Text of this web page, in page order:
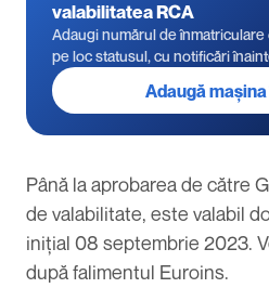
valabilitatea RCA
Adaugi numărul de înmatriculare
pe loc statusul, cu notificări
Adaugă
Până la aprobarea de către
de valabilitate, este valabil
inițial 08 septembrie 2023.
după falimentul Euroins.